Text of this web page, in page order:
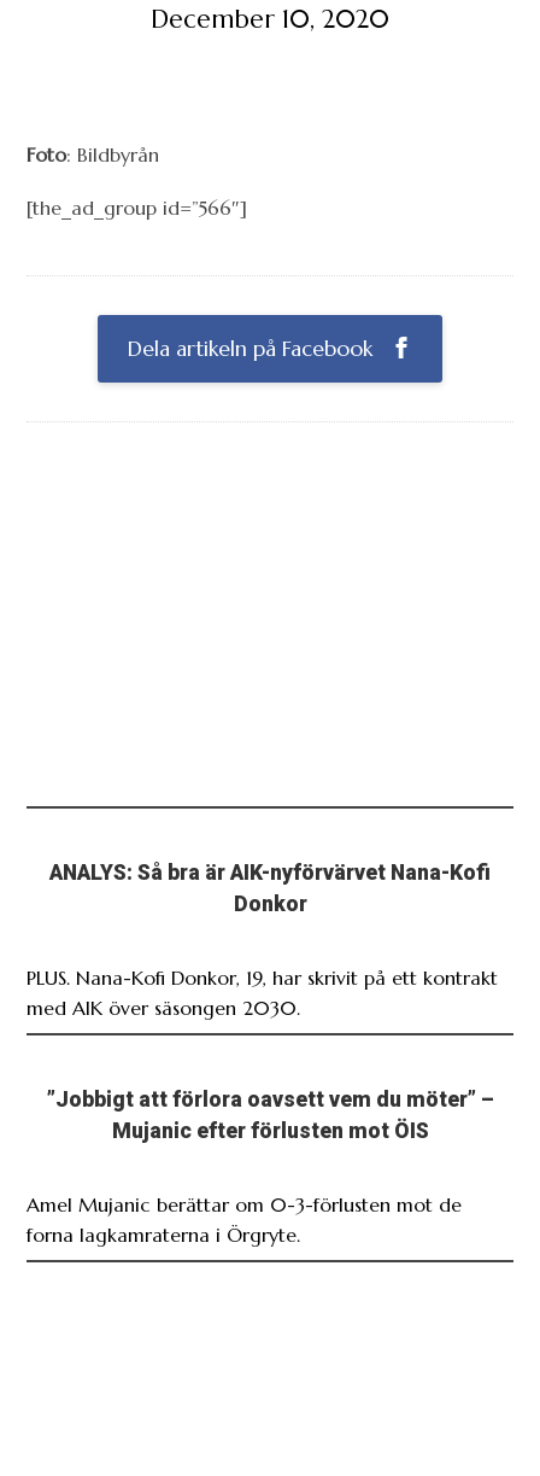
December 10, 2020
Foto: Bildbyrån
[the_ad_group id=”566″]
Dela artikeln på Facebook
ANALYS: Så bra är AIK-nyförvärvet Nana-Kofi
Donkor
PLUS. Nana-Kofi Donkor, 19, har skrivit på ett kontrakt
med AIK över säsongen 2030.
”Jobbigt att förlora oavsett vem du möter” –
Mujanic efter förlusten mot ÖIS
Amel Mujanic berättar om 0-3-förlusten mot de
forna lagkamraterna i Örgryte.